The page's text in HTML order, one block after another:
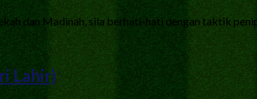
dan Madinah, sila berhati-hati dengan taktik
Lahir)